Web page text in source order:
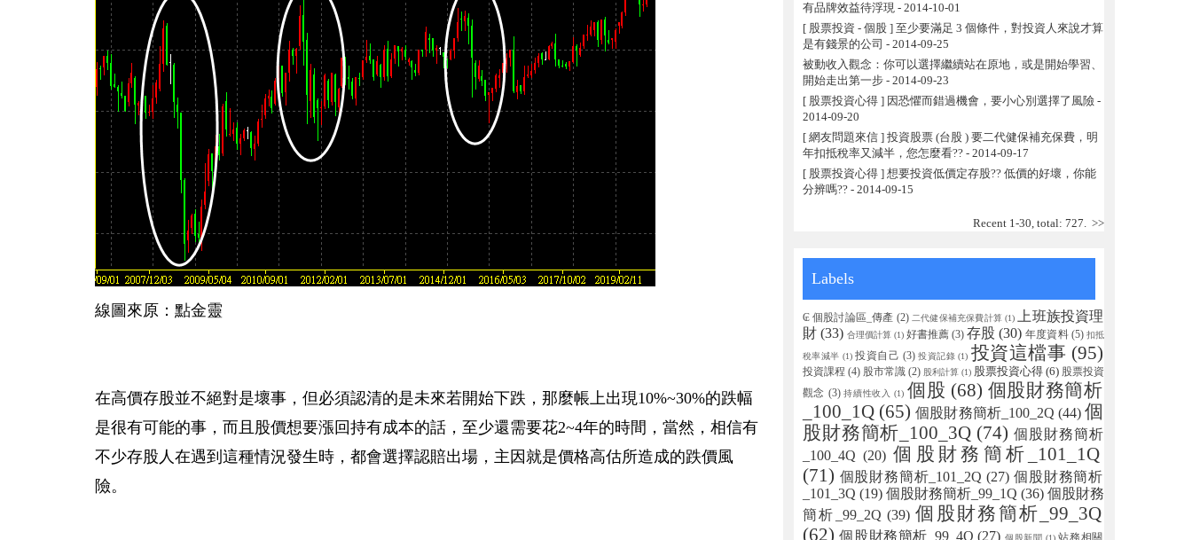
線圖來原：點金靈
在高價存股並不絕對是壞事，但必須認清的是未來若開始下跌，那麼帳上出現10%~30%的跌幅
是很有可能的事，而且股價想要漲回持有成本的話，至少還需要花2~4年的時間，當然，相信有
不少存股人在遇到這種情況發生時，都會選擇認賠出場，主因就是價格高估所造成的跌價風
險。
有品牌效益待浮現- 2014-10-01
[ 股票投資 - 個股 ] 至少要滿足 3 個條件，對投資人來說才算
是有錢景的公司 - 2014-09-25
被動收入觀念：你可以選擇繼續站在原地，或是開始學習、
開始走出第一步 - 2014-09-23
[ 股票投資心得 ] 因恐懼而錯過機會，要小心別選擇了風險-
2014-09-20
[ 網友問題來信 ] 投資股票 (台股 ) 要二代健保補充保費，明
年扣抵稅率又減半，您怎麼看??- 2014-09-17
[ 股票投資心得 ] 想要投資低價定存股?? 低價的好壞，你能
分辨嗎??- 2014-09-15
Recent 1-30, total: 727. >>
Labels
₢ 個股討論區_傳產 (2) 二代健保補充保費計算 (1)
上班族投資理
財 (33) 合理價計算 (1) 好書推薦 (3) 存股 (30) 年度資料 (5) 扣抵
稅率減半 (1) 投資自己 (3) 投資記錄 (1) 投資這檔事 (95)
投資課程 (4) 股市常識 (2) 股利計算 (1) 股票投資心得 (6) 股票投資
觀念 (3) 持續性收入 (1) 個股 (68) 個股財務簡析
_100_1Q (65) 個股財務簡析_100_2Q (44) 個
股財務簡析_100_3Q (74) 個股財務簡析
_100_4Q (20) 個股財務簡析_101_1Q
(71) 個股財務簡析_101_2Q (27) 個股財務簡析
_101_3Q (19) 個股財務簡析_99_1Q (36) 個股財務
簡析_99_2Q (39) 個股財務簡析_99_3Q
(62) 個股財務簡析_99_4Q (27)